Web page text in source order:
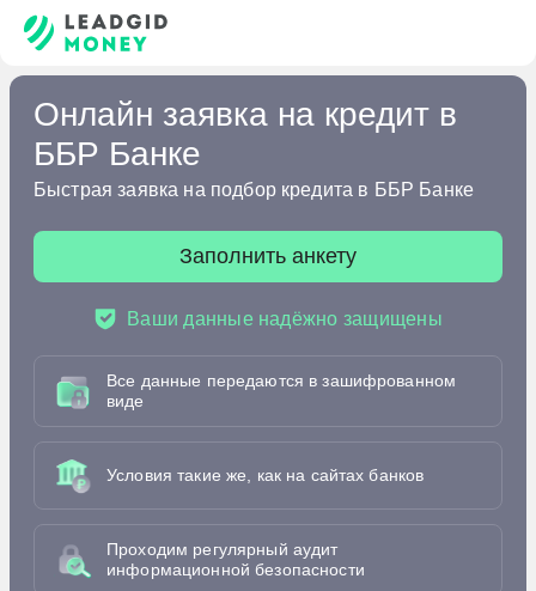
Онлайн заявка на кредит в
ББР Банке
Быстрая заявка на подбор кредита в ББР Банке
Заполнить анкету
Ваши данные надёжно защищены
Все данные передаются в зашифрованном
виде
Условия такие же, как на сайтах банков
Проходим регулярный аудит
информационной безопасности